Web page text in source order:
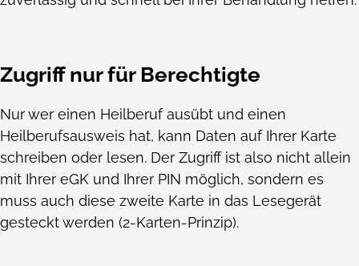
Zugriff nur für Berechtigte
Nur wer einen Heilberuf ausübt und einen
Heilberufsausweis hat, kann Daten auf Ihrer Karte
schreiben oder lesen. Der Zugriff ist also nicht allein
mit Ihrer eGK und Ihrer PIN möglich, sondern es
muss auch diese zweite Karte in das Lesegerät
gesteckt werden (2-Karten-Prinzip).